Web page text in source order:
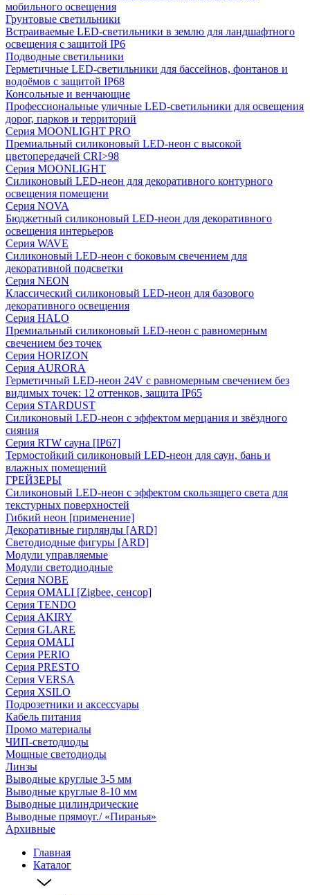
мобильного освещения
Грунтовые светильники
Встраиваемые LED-светильники в землю для ландшафтного
освещения с защитой IP6
Подводные светильники
Герметичные LED-светильники для бассейнов, фонтанов и
водоёмов с защитой IP68
Консольные и венчающие
Профессиональные уличные LED-светильники для освещения
дорог, парков и территорий
Серия MOONLIGHT PRO
Премиальный силиконовый LED-неон с высокой
цветопередачей CRI>98
Серия MOONLIGHT
Силиконовый LED-неон для декоративного контурного
освещения помещени
Серия NOVA
Бюджетный силиконовый LED-неон для декоративного
освещения интерьеров
Серия WAVE
Силиконовый LED-неон с боковым свечением для
декоративной подсветки
Серия NEON
Классический силиконовый LED-неон для базового
декоративного освещения
Серия HALO
Премиальный силиконовый LED-неон с равномерным
свечением без точек
Серия HORIZON
Серия AURORA
Герметичный LED-неон 24V с равномерным свечением без
видимых точек: 12 оттенков, защита IP65
Серия STARDUST
Силиконовый LED-неон с эффектом мерцания и звёздного
сияния
Серия RTW сауна [IP67]
Термостойкий силиконовый LED-неон для саун, бань и
влажных помещений
ГРЕЙЗЕРЫ
Силиконовый LED-неон с эффектом скользящего света для
текстурных поверхностей
Гибкий неон [применение]
Декоративные гирлянды [ARD]
Светодиодные фигуры [ARD]
Модули управляемые
Модули светодиодные
Серия NOBE
Серия OMALI [Zigbee, сенсор]
Серия TENDO
Серия AKIRY
Серия GLARE
Серия OMALI
Серия PERIO
Серия PRESTO
Серия VERSA
Серия XSILO
Подрозетники и аксессуары
Кабель питания
Промо материалы
ЧИП-светодиоды
Мощные светодиоды
Линзы
Выводные круглые 3-5 мм
Выводные круглые 8-10 мм
Выводные цилиндрические
Выводные прямоуг./ «Пиранья»
Архивные
Главная
Каталог